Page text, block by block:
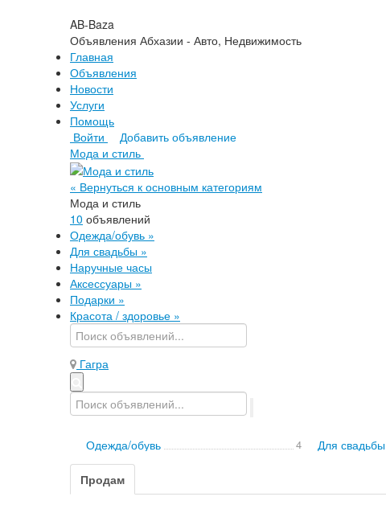
AB-Baza
Объявления Абхазии - Авто, Недвижимость
Главная
Объявления
Новости
Услуги
Помощь
Войти
Добавить объявление
Мода и стиль
« Вернуться к основным категориям
Мода и стиль
10 объявлений
Одежда/обувь »
Для свадьбы »
Наручные часы
Аксессуары »
Подарки »
Красота / здоровье »
Гагра
Одежда/обувь 4 Для свадьбы
Продам